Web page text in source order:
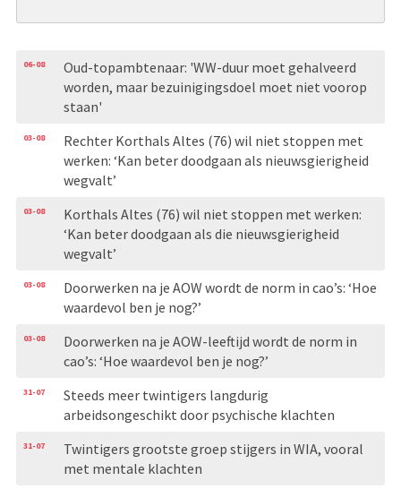
06-08
Oud-topambtenaar: 'WW-duur moet gehalveerd
worden, maar bezuinigingsdoel moet niet voorop
staan'
03-08
Rechter Korthals Altes (76) wil niet stoppen met
werken: ‘Kan beter doodgaan als nieuwsgierigheid
wegvalt’
03-08
Korthals Altes (76) wil niet stoppen met werken:
‘Kan beter doodgaan als die nieuwsgierigheid
wegvalt’
03-08
Doorwerken na je AOW wordt de norm in cao’s: ‘Hoe
waardevol ben je nog?’
03-08
Doorwerken na je AOW-leeftijd wordt de norm in
cao’s: ‘Hoe waardevol ben je nog?’
31-07
Steeds meer twintigers langdurig
arbeidsongeschikt door psychische klachten
31-07
Twintigers grootste groep stijgers in WIA, vooral
met mentale klachten